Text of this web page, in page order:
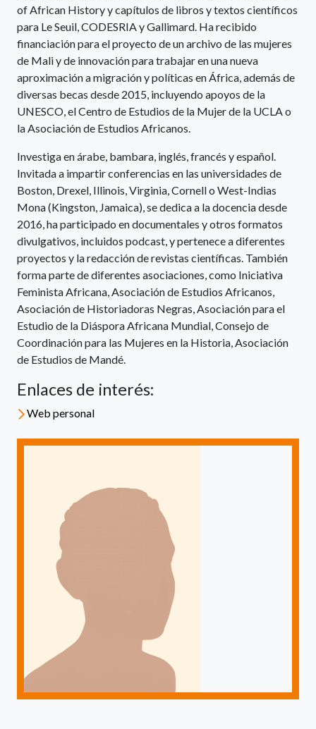
of African History y capítulos de libros y textos científicos
para Le Seuil, CODESRIA y Gallimard. Ha recibido
financiación para el proyecto de un archivo de las mujeres
de Mali y de innovación para trabajar en una nueva
aproximación a migración y políticas en África, además de
diversas becas desde 2015, incluyendo apoyos de la
UNESCO, el Centro de Estudios de la Mujer de la UCLA o
la Asociación de Estudios Africanos.
Investiga en árabe, bambara, inglés, francés y español.
Invitada a impartir conferencias en las universidades de
Boston, Drexel, Illinois, Virginia, Cornell o West-Indias
Mona (Kingston, Jamaica), se dedica a la docencia desde
2016, ha participado en documentales y otros formatos
divulgativos, incluidos podcast, y pertenece a diferentes
proyectos y la redacción de revistas científicas. También
forma parte de diferentes asociaciones, como Iniciativa
Feminista Africana, Asociación de Estudios Africanos,
Asociación de Historiadoras Negras, Asociación para el
Estudio de la Diáspora Africana Mundial, Consejo de
Coordinación para las Mujeres en la Historia, Asociación
de Estudios de Mandé.
Enlaces de interés:
Web personal